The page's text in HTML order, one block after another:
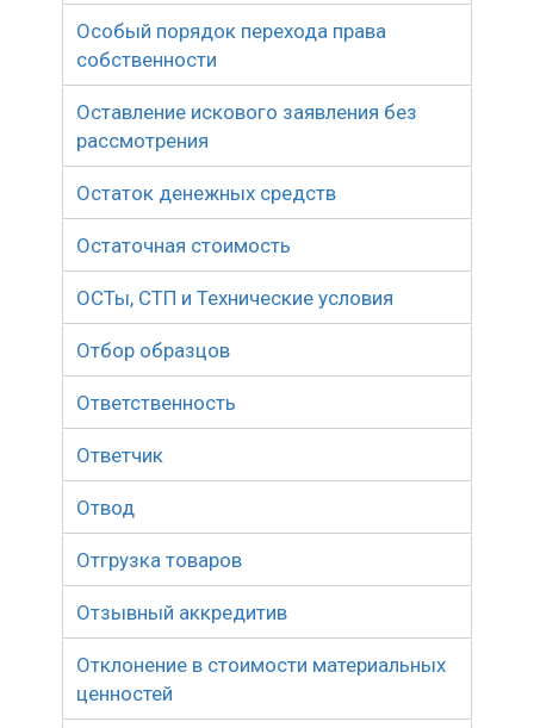
Особый порядок перехода права
собственности
Оставление искового заявления без
рассмотрения
Остаток денежных средств
Остаточная стоимость
ОСТы, СТП и Технические условия
Отбор образцов
Ответственность
Ответчик
Отвод
Отгрузка товаров
Отзывный аккредитив
Отклонение в стоимости материальных
ценностей